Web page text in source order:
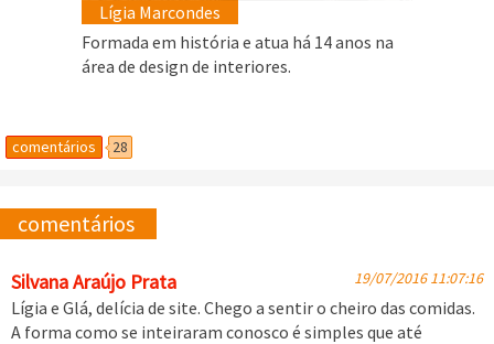
Lígia Marcondes
Formada em história e atua há 14 anos na
área de design de interiores.
comentários 28
comentários
Silvana Araújo Prata 19/07/2016 11:07:16
Lígia e Glá, delícia de site. Chego a sentir o cheiro das comidas.
A forma como se inteiraram conosco é simples que até